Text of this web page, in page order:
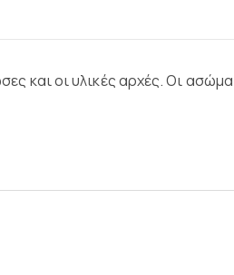
και οι υλικές αρχές. Οι